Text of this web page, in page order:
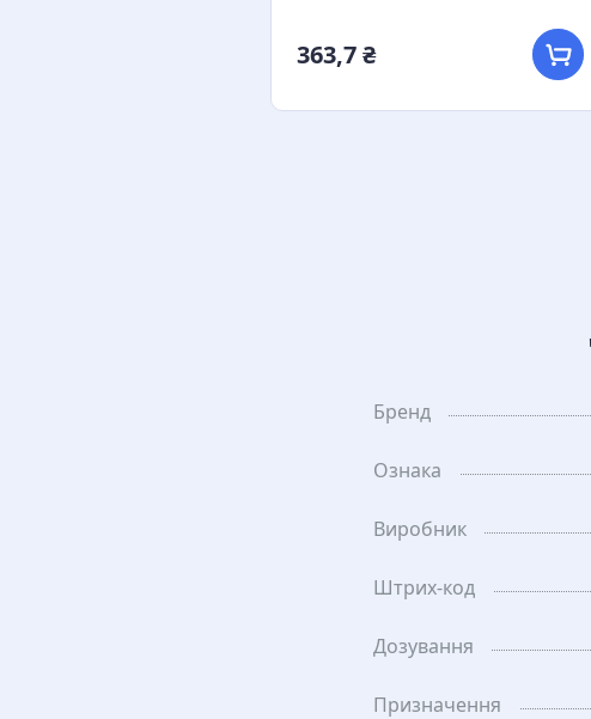
363,7 ₴
Бренд
Ознака
Виробник
Штрих-код
Дозування
Призначення